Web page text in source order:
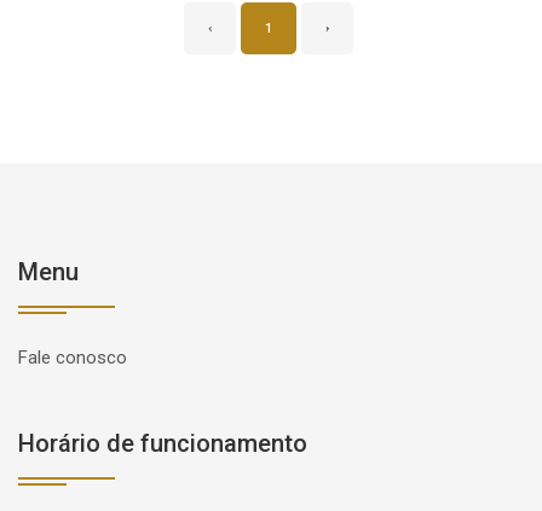
‹ 1 ›
Menu
Fale conosco
Horário de funcionamento